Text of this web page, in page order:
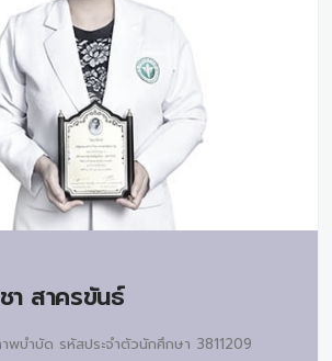
สาครขันธ์
พบำบัด รหัสประจำตัวนักศึกษา 3811209